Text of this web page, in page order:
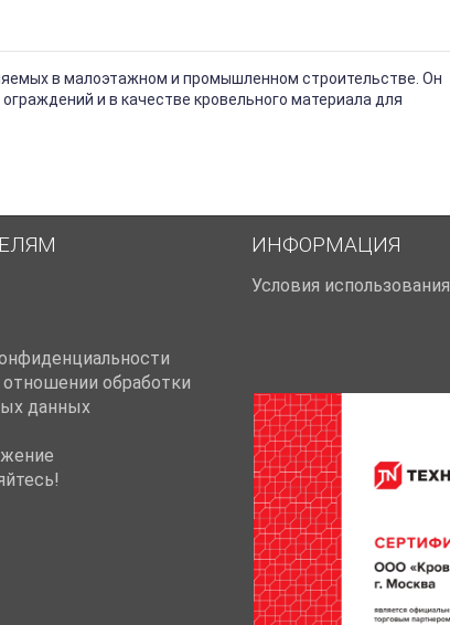
в малоэтажном и промышленном строительстве. Он
и в качестве кровельного материала для
отношении обработки
данных
ИНФОРМАЦИЯ
Условия использования